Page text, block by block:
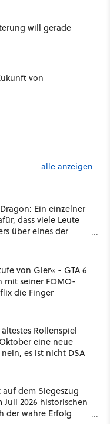
will gerade
von
alle anzeigen
Ein einzelner
dass viele Leute
über eines der
von Gier« - GTA 6
mit seiner FOMO-
die Finger
Rollenspiel
eine neue
es ist nicht DSA
dem Siegeszug
2026 historischen
der wahre Erfolg